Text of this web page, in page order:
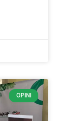
OPINI